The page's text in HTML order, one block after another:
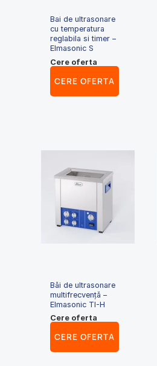
Bai de ultrasonare
cu temperatura
reglabila si timer –
Elmasonic S
Cere oferta
CERE OFERTA
Băi de ultrasonare
multifrecvență –
Elmasonic TI-H
Cere oferta
CERE OFERTA